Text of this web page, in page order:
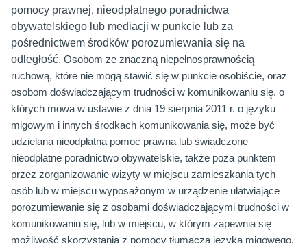
pomocy prawnej, nieodpłatnego poradnictwa
obywatelskiego lub mediacji w punkcie lub za
pośrednictwem środków porozumiewania się na
odległość. Osobom ze znaczną niepełnosprawnością
ruchową, które nie mogą stawić się w punkcie osobiście, oraz
osobom doświadczającym trudności w komunikowaniu się, o
których mowa w ustawie z dnia 19 sierpnia 2011 r. o języku
migowym i innych środkach komunikowania się, może być
udzielana nieodpłatna pomoc prawna lub świadczone
nieodpłatne poradnictwo obywatelskie, także poza punktem
przez zorganizowanie wizyty w miejscu zamieszkania tych
osób lub w miejscu wyposażonym w urządzenie ułatwiające
porozumiewanie się z osobami doświadczającymi trudności w
komunikowaniu się, lub w miejscu, w którym zapewnia się
możliwość skorzystania z pomocy tłumacza języka migowego,